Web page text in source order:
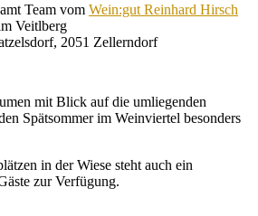
Team vom Wein:gut Reinhard Hirsch
Veitlberg
2051 Zellerndorf
mit Blick auf die umliegenden
Spätsommer im Weinviertel besonders
in der Wiese steht auch ein
zur Verfügung.